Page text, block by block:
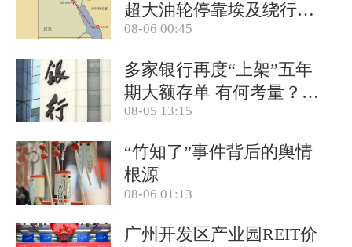
超大油轮停靠埃及绕行非
洲
08-06 00:45
多家银行再度“上架”五年
期大额存单 有何考量？
(含视频)
08-05 13:15
“竹知了”事件背后的舆情
根源
08-06 01:13
广州开发区产业园REIT价